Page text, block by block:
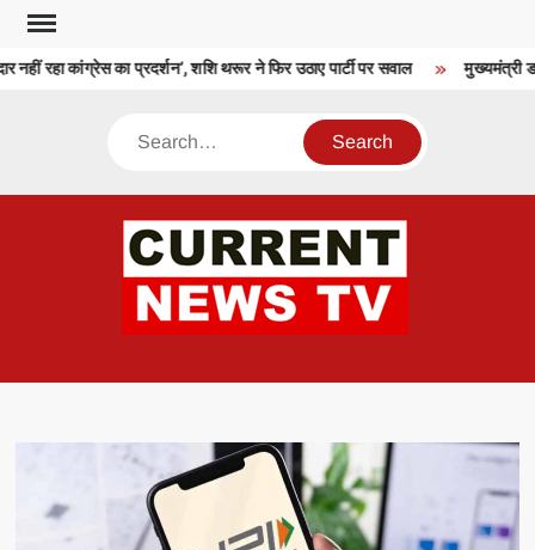
Skip
contentरहा कांग्रेस का प्रदर्शन’, शशि थरूर ने फिर उठाए पार्टी पर सवाल मुख्यमंत्री
Search